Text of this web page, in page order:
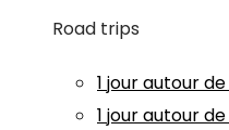
Road trips
1 jour autour
1 jour autour